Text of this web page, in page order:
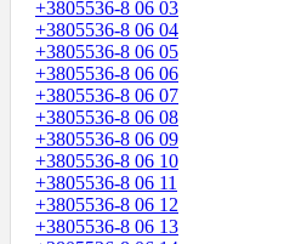
+3805536-8 06 03
+3805536-8 06 04
+3805536-8 06 05
+3805536-8 06 06
+3805536-8 06 07
+3805536-8 06 08
+3805536-8 06 09
+3805536-8 06 10
+3805536-8 06 11
+3805536-8 06 12
+3805536-8 06 13